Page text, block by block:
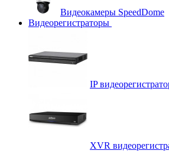
Видеокамеры SpeedDome
Видеорегистраторы
IP
XVR